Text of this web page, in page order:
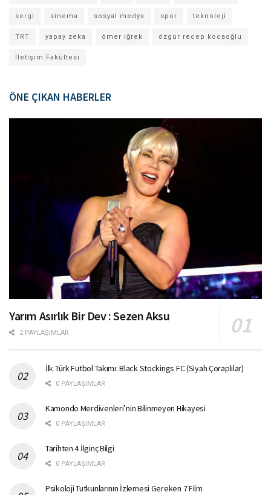
sergi sinema sosyal medya spor teknoloji
TRT yapay zeka ömer iğrek özgür recep kocaoğlu
İletişim Fakültesi
ÖNE ÇIKAN HABERLER
Yarım Asırlık Bir Dev : Sezen Aksu
2 PAYLAŞIMLAR
İlk Türk Futbol Takımı: Black Stockings FC (Siyah Çoraplılar)
0 PAYLAŞIMLAR
Kamondo Merdivenleri’nin Bilinmeyen Hikayesi
0 PAYLAŞIMLAR
Tarihten 4 İlginç Bilgi
0 PAYLAŞIMLAR
Psikoloji Tutkunlarının İzlemesi Gereken 7 Film